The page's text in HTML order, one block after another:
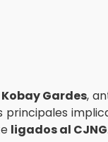
Kobay Gardes,
principales
ligados al CJNG